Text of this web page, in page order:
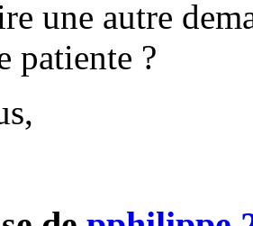
une autre
patiente ?